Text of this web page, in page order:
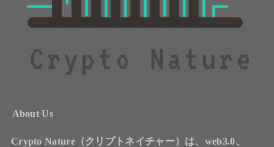
About Us
Crypto Nature（クリプトネイチャー）は、web3.0、